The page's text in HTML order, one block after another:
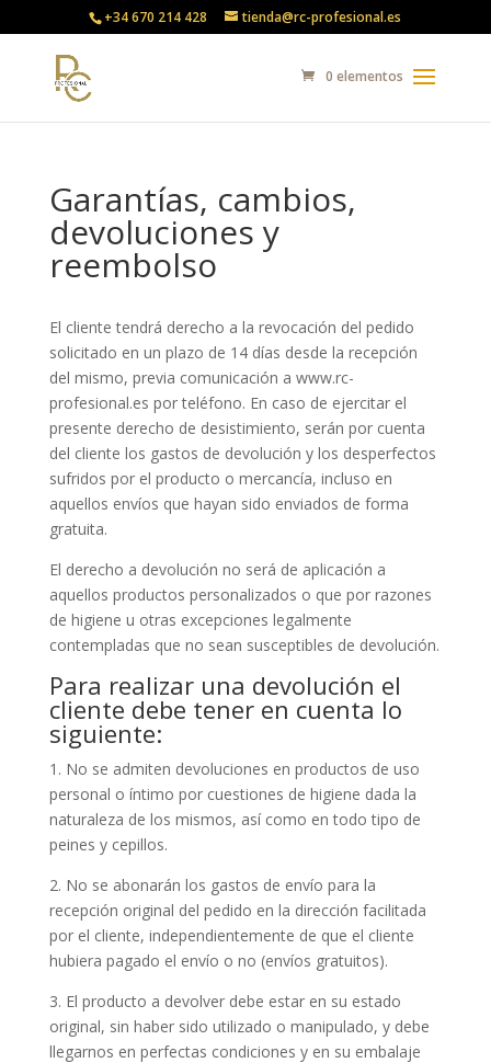
+34 670 214 428 tienda@rc-profesional.es
0 elementos
Garantías, cambios,
devoluciones y
reembolso
El cliente tendrá derecho a la revocación del pedido
solicitado en un plazo de 14 días desde la recepción
del mismo, previa comunicación a www.rc-
profesional.es por teléfono. En caso de ejercitar el
presente derecho de desistimiento, serán por cuenta
del cliente los gastos de devolución y los desperfectos
sufridos por el producto o mercancía, incluso en
aquellos envíos que hayan sido enviados de forma
gratuita.
El derecho a devolución no será de aplicación a
aquellos productos personalizados o que por razones
de higiene u otras excepciones legalmente
contempladas que no sean susceptibles de devolución.
Para realizar una devolución el
cliente debe tener en cuenta lo
siguiente:
1. No se admiten devoluciones en productos de uso
personal o íntimo por cuestiones de higiene dada la
naturaleza de los mismos, así como en todo tipo de
peines y cepillos.
2. No se abonarán los gastos de envío para la
recepción original del pedido en la dirección facilitada
por el cliente, independientemente de que el cliente
hubiera pagado el envío o no (envíos gratuitos).
3. El producto a devolver debe estar en su estado
original, sin haber sido utilizado o manipulado, y debe
llegarnos en perfectas condiciones y en su embalaje